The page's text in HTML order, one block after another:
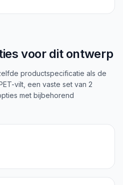
voor dit ontwerp
productspecificatie als de
vilt, een vaste set van 2
met bijbehorend